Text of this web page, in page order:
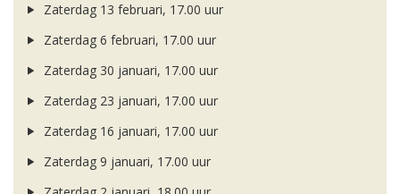
Zaterdag 13 februari, 17.00 uur
Zaterdag 6 februari, 17.00 uur
Zaterdag 30 januari, 17.00 uur
Zaterdag 23 januari, 17.00 uur
Zaterdag 16 januari, 17.00 uur
Zaterdag 9 januari, 17.00 uur